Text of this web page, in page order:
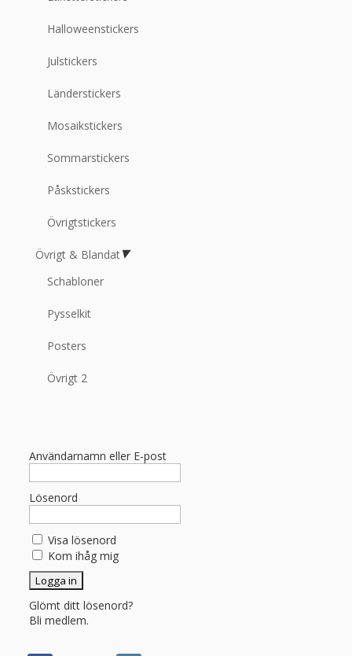
Halloweenstickers
Julstickers
Länderstickers
Mosaikstickers
Sommarstickers
Påskstickers
Övrigtstickers
Övrigt & Blandat
Schabloner
Pysselkit
Posters
Övrigt 2
Användarnamn eller E-post
Lösenord
Visa lösenord
Kom ihåg mig
Glömt ditt lösenord?
Bli medlem.